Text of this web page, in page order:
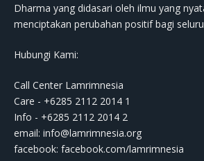
Dharma yang didasari oleh ilmu yang
menciptakan perubahan positif bagi
Hubungi Kami:
Call Center Lamrimnesia
Care - +6285 2112 2014 1
Info - +6285 2112 2014 2
email: info@lamrimnesia.org
facebook: facebook.com/lamrimnesia